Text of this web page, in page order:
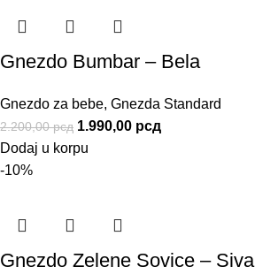
Gnezdo Bumbar – Bela
Gnezdo za bebe, Gnezda Standard
2.200,00рсд 1.990,00 рсд
Dodaj u korpu
-10%
Gnezdo Zelene Sovice – Siva